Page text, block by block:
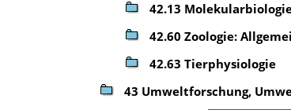
42.13
42.60 Zoologie:
42.63 Tierphysiologie
43 Umweltforschung,